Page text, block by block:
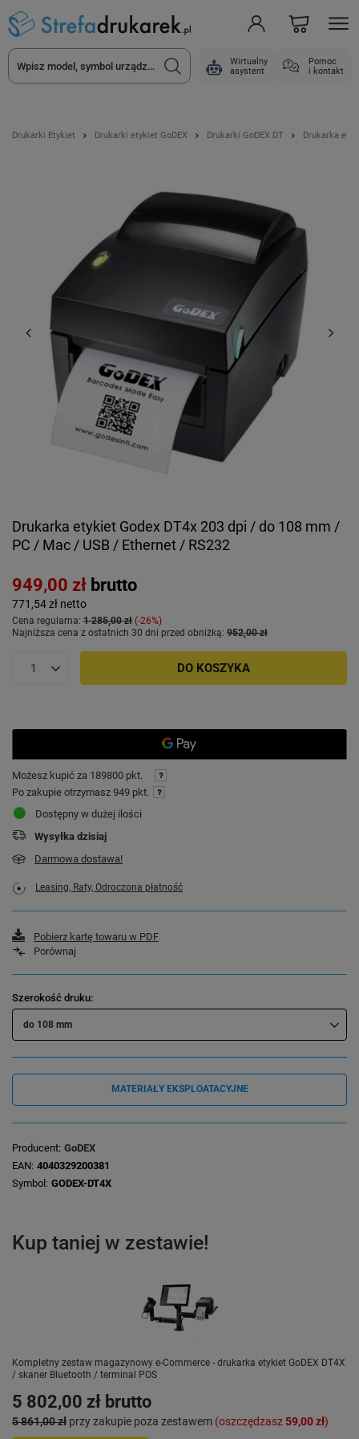
Wirtualny
asystent
Pomoc
i kontakt
Drukarki Etykiet Drukarki etykiet GoDEX Drukarki GoDEX DT Drukarka
Drukarka etykiet Godex DT4x 203 dpi / do 108 mm /
PC / Mac / USB / Ethernet / RS232
949,00 zł brutto
771,54 zł netto
Cena regularna: 1 285,00 zł -26%
Najniższa cena z ostatnich 30 dni przed obniżką: 952,00 zł
DO KOSZYKA
Możesz kupić za 189800 pkt.
Po zakupie otrzymasz 949 pkt.
Dostępny w dużej ilości
Wysyłka dzisiaj
Darmowa dostawa!
Leasing, Raty, Odroczona płatność
Pobierz kartę towaru w PDF
Porównaj
Szerokość druku
do 108 mm
MATERIAŁY EKSPLOATACYJNE
Producent GoDEX
EAN 4040329200381
Symbol GODEX-DT4X
Kup taniej w zestawie!
Kompletny zestaw magazynowy e-Commerce - drukarka etykiet GoDEX DT4X
/ skaner Bluetooth / terminal POS
5 802,00 zł brutto
5 861,00 zł przy zakupie poza zestawem (oszczędzasz59,00 zł)